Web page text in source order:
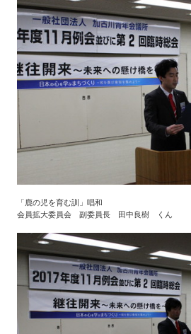
「鹿の児を育む訓」唱和
会員拡大委員会 副委員長 田中良樹 くん